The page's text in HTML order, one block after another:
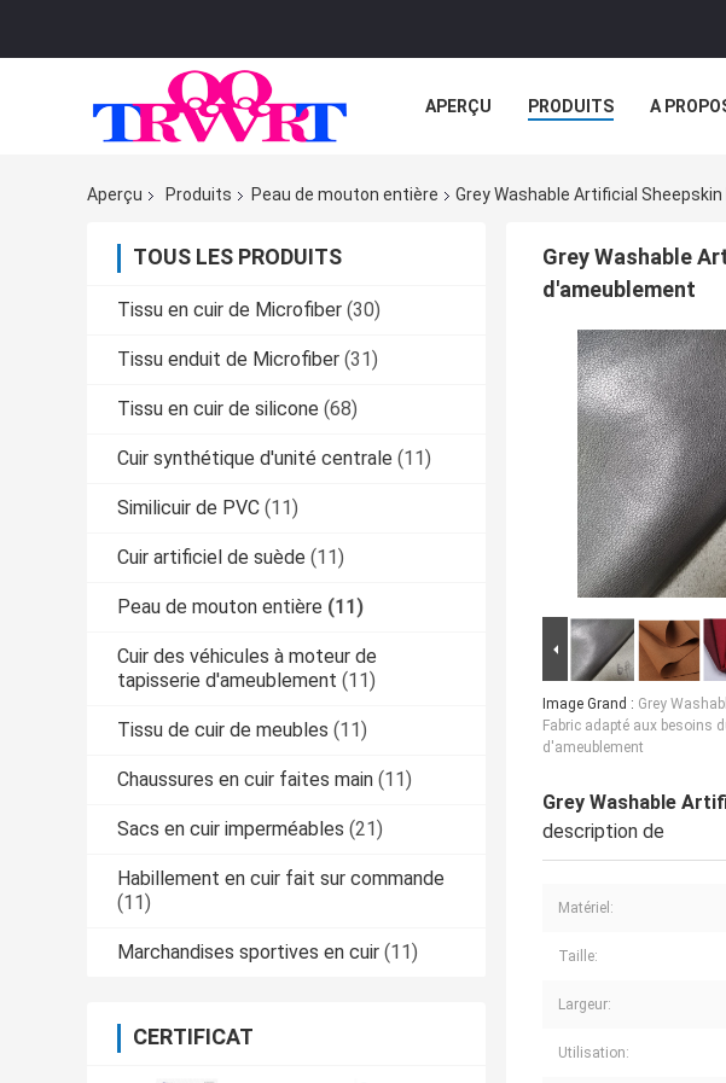
APERÇU PRODUITS A
Aperçu
Produits Peau de mouton entière Grey Washable Artificial
TOUS LES PRODUITS
Tissu en cuir de Microfiber (30)
Tissu enduit de Microfiber (31)
Tissu en cuir de silicone (68)
Cuir synthétique d'unité centrale (11)
Similicuir de PVC (11)
Cuir artificiel de suède (11)
Peau de mouton entière (11)
Cuir des véhicules à moteur de
tapisserie d'ameublement (11)
Tissu de cuir de meubles (11)
Chaussures en cuir faites main (11)
Sacs en cuir imperméables (21)
Habillement en cuir fait sur commande
(11)
Marchandises sportives en cuir (11)
CERTIFICAT
Grey Washable
d'ameublement
Image Grand : Grey
Fabric adapté aux besoins
d'ameublement
Grey Washable
description de
Matériel:
Taille:
Largeur:
Utilisation: